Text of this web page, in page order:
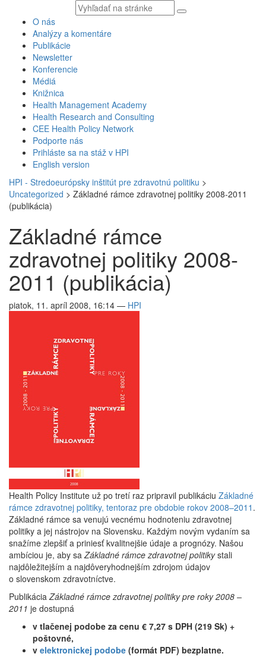
Vyhľadávaný
text
O nás
Analýzy a komentáre
Publikácie
Newsletter
Konferencie
Médiá
Knižnica
Health Management Academy
Health Research and Consulting
CEE Health Policy Network
Podporte nás
Prihláste sa na stáž v HPI
English version
HPI - Stredoeurópsky inštitút pre zdravotnú politiku >
Uncategorized > Základné rámce zdravotnej politiky 2008-2011
(publikácia)
Základné rámce
zdravotnej politiky 2008-
2011 (publikácia)
piatok, 11. apríl 2008, 16:14 — HPI
Health Policy Institute už po tretí raz pripravil publikáciu Základné
rámce zdravotnej politiky, tentoraz pre obdobie rokov 2008–2011 .
Základné rámce sa venujú vecnému hodnoteniu zdravotnej
politiky a jej nástrojov na Slovensku. Každým novým vydaním sa
snažíme zlepšiť a priniesť kvalitnejšie údaje a prognózy. Našou
ambíciou je, aby saZákladné rámce zdravotnej politikystali
najdôležitejším a najdôvery­hodnejším zdrojom údajov
o slovenskom zdravotníctve.
PublikáciaZákladné rámce zdravotnej politiky pre roky 2008 –
2011 je dostupná
v tlačenej podobe za cenu € 7,27 s DPH (219 Sk) +
poštovné,
v elektronickej podobe (formát PDF) bezplatne.